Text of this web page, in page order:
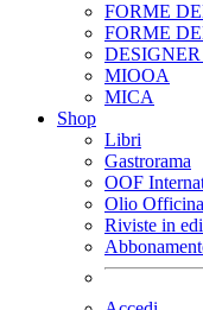
FORME
FORME
MIOOA
MICA
Shop
Libri
Gastrorama
OOF
Olio
Riviste in